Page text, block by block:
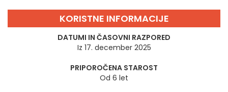
KORISTNE INFORMACIJE
DATUMI IN ČASOVNI RAZPORED
Iz 17. december 2025
PRIPOROČENA STAROST
Od 6 let